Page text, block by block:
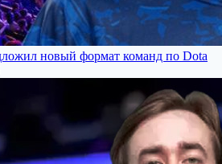
новый формат команд по Dota